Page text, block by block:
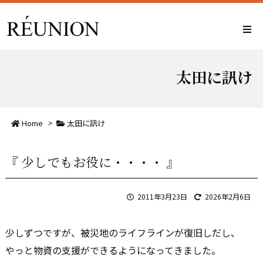
太田に訊け
Home > 太田に訊け
『 少しでもお役に・・・・ 』
2011年3月23日 2026年2月6日
少しずつですが、被災地のライフラインが復旧しだし、
やっと物資の支援ができるようになってきました。